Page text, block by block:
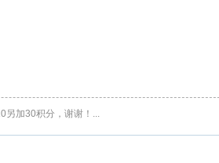
另加30积分，谢谢！...